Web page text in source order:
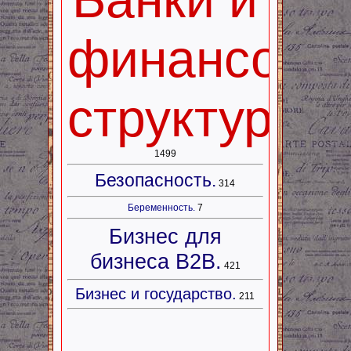
структуры.
1499
Безопасность. 314
Беременность.7
Бизнес для
бизнеса B2B. 421
Бизнес и государство. 211